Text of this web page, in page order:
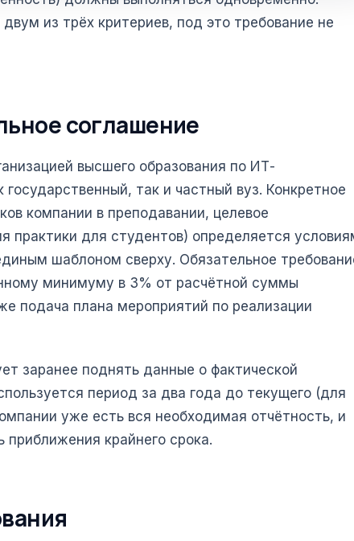
из трёх критериев, под это требование не
соглашение
высшего образования по ИТ-
так и частный вуз. Конкретное
компании в преподавании, целевое
практики для студентов) определяется
шаблоном сверху. Обязательное
минимуму в 3% от расчётной суммы
подача плана мероприятий по реализации
заранее поднять данные о фактической
период за два года до текущего (для
уже есть вся необходимая отчётность, и
крайнего срока.